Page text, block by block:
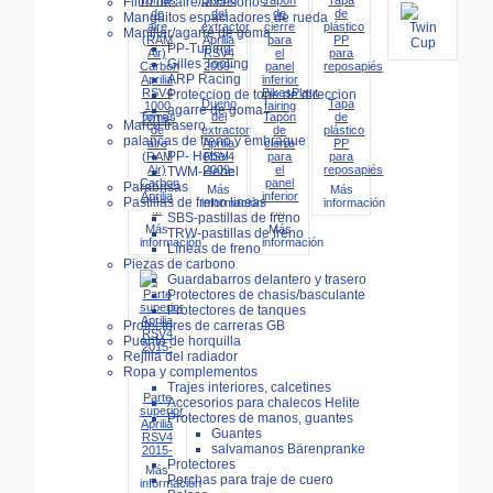
Manguitos espaciadores de rueda
Manillar/agarre de goma
PP-Tuning
Gilles Tooling
ARP Racing
Proteccion de tope de direccion
agarre de goma
Marco trasero
palancas de freno y embrague
PP- Hebel
TWM-Hebel
Parabrisas
Pastillas de freno lineas
SBS-pastillas de freno
TRW-pastillas de freno
Líneas de freno
Piezas de carbono
Guardabarros delantero y trasero
Protectores de chasis/basculante
Protectores de tanques
Protectores de carreras GB
Puente de horquilla
Rejilla del radiador
Ropa y complementos
Trajes interiores, calcetines
Accesorios para chalecos Helite
Protectores de manos, guantes
Guantes
salvamanos Bärenpranke
Protectores
Perchas para traje de cuero
Tomas
de
aire
(RAM
Air)
Carbon
Aprilia
...
Más
información
Dueño
del
extractor
Aprilia
RSV4
2009-
Más
información
Tapón
de
cierre
para
el
panel
inferior
Más
información
Tapa
de
plástico
PP
para
reposapiés
Más
información
Parte
superior
Aprilia
RSV4
2015-
Más
información